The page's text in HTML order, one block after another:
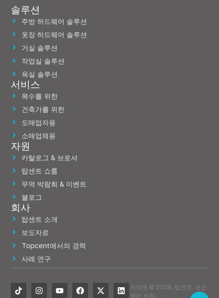
솔루션
주방 하드웨어 솔루션
옷장 하드웨어 솔루션
거실 솔루션
작업실 솔루션
욕실 솔루션
서비스
목수를 위한
건축가를 위한
도매업자용
소매업체용
자원
카탈로그 & 브로셔
탑센트 쇼룸
무역 박람회 & 이벤트
블로그
회사
탑센트 소개
보도자료
Topcent에서의 경력
사례 연구
저작권 © 2026, 탑센트. 모든
권리 보유.